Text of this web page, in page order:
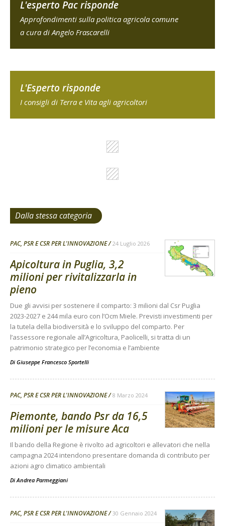
L'esperto Pac risponde
Approfondimenti sulla politica agricola comune
a cura di Angelo Frascarelli
L'Esperto risponde
I consigli di Terra e Vita agli agricoltori
Dalla stessa categoria
PAC, PSR E CSR PER L'INNOVAZIONE 24 Luglio 2026
Apicoltura in Puglia, 3,2
milioni per rivitalizzarla in
pieno
Due gli avvisi per sostenere il comparto: 3 milioni dal Csr Puglia
2023-2027 e 244 mila euro con l’Ocm Miele. Previsti investimenti per
la tutela della biodiversità e lo sviluppo del comparto. Per
l’assessore regionale all’Agricoltura, Paolicelli, si tratta di un
patrimonio strategico per l’economia e l’ambiente
Di Giuseppe Francesco Sportelli
PAC, PSR E CSR PER L'INNOVAZIONE 8 Marzo 2024
Piemonte, bando Psr da 16,5
milioni per le misure Aca
Il bando della Regione è rivolto ad agricoltori e allevatori che nella
campagna 2024 intendono presentare domanda di contributo per
azioni agro climatico ambientali
Di Andrea Parmeggiani
PAC, PSR E CSR PER L'INNOVAZIONE 30 Gennaio 2024